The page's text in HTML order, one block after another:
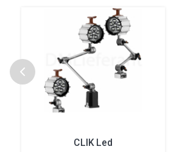
CLIK Led